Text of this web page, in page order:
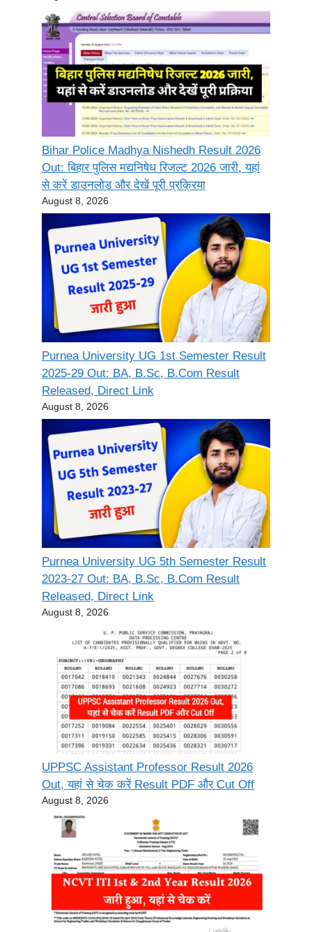
Bihar Police Madhya Nishedh Result 2026
Out: बिहार पुलिस मद्यनिषेध रिजल्ट 2026 जारी, यहां
से करें डाउनलोड और देखें पूरी प्रक्रिया
August 8, 2026
Purnea University UG 1st Semester Result
2025-29 Out: BA, B.Sc, B.Com Result
Released, Direct Link
August 8, 2026
Purnea University UG 5th Semester Result
2023-27 Out: BA, B.Sc, B.Com Result
Released, Direct Link
August 8, 2026
UPPSC Assistant Professor Result 2026
Out, यहां से चेक करें Result PDF और Cut Off
August 8, 2026